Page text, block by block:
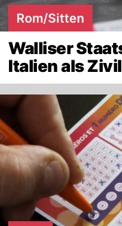
Rom/Sitten
Walliser
Italien als